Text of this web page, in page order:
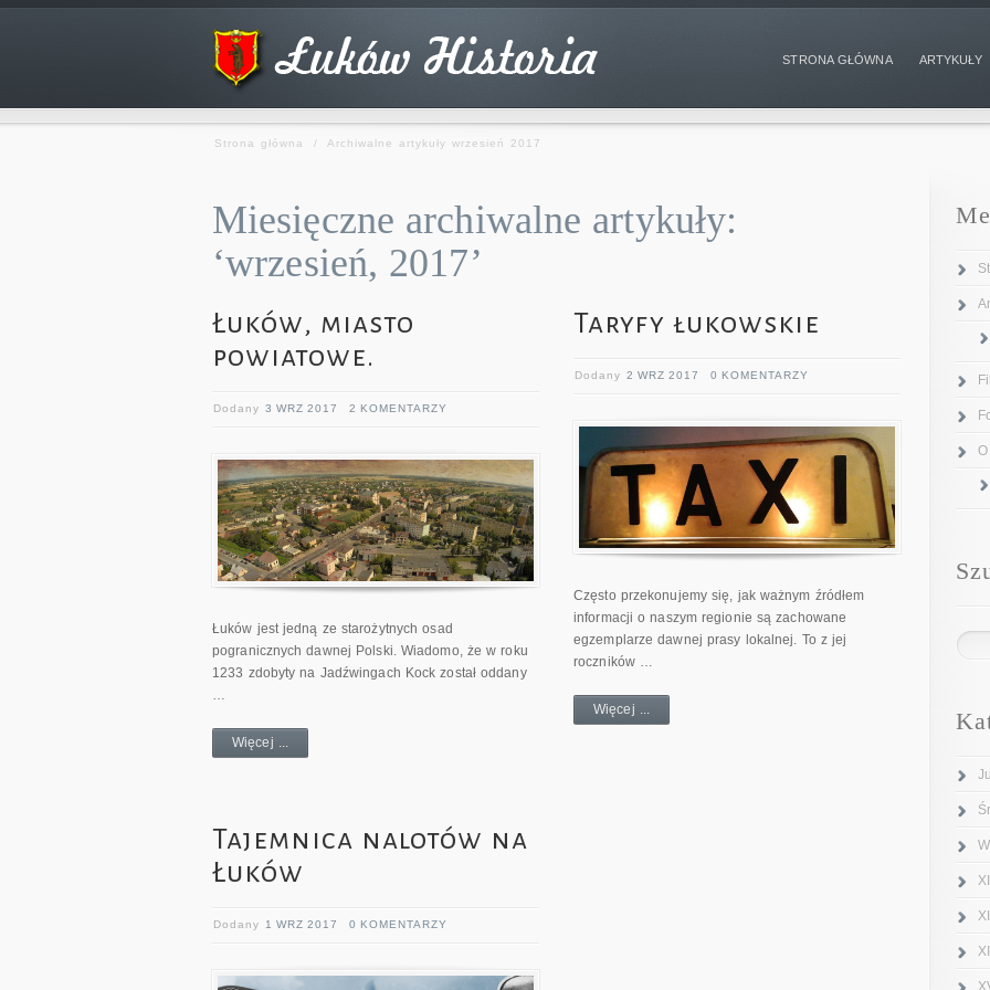
STRONA GŁÓWNA ARTYKUŁY
Strona główna / Archiwalne artykuły wrzesień 2017
Miesięczne archiwalne artykuły:
‘wrzesień, 2017’
Łuków, miasto
powiatowe.
Dodany 3 WRZ 2017 2 KOMENTARZY
Łuków jest jedną ze starożytnych osad
pogranicznych dawnej Polski. Wiadomo, że w roku
1233 zdobyty na Jadźwingach Kock został oddany
…
Więcej ...
Taryfy łukowskie
Dodany2 WRZ 2017 0 KOMENTARZY
Często przekonujemy się, jak ważnym źródłem
informacji o naszym regionie są zachowane
egzemplarze dawnej prasy lokalnej. To z jej
roczników …
Więcej ...
Tajemnica nalotów na
Łuków
Dodany 1 WRZ 2017 0 KOMENTARZY